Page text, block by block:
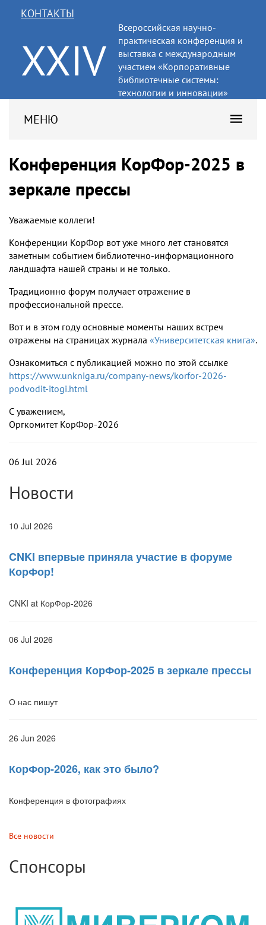
КОНТАКТЫ
XXIV
Всероссийская научно-
практическая конференция и
выставка с международным
участием «Корпоративные
библиотечные системы:
технологии и инновации»
МЕНЮ
Конференция КорФор-2025 в
зеркале прессы
Уважаемые коллеги!
Конференции КорФор вот уже много лет становятся
заметным событием библиотечно-информационного
ландшафта нашей страны и не только.
Традиционно форум получает отражение в
профессиональной прессе.
Вот и в этом году основные моменты наших встреч
отражены на страницах журнала «Университетская книга».
Ознакомиться с публикацией можно по этой ссылке
https://www.unkniga.ru/company-news/korfor-2026-
podvodit-itogi.html
С уважением,
Оргкомитет КорФор-2026
06 Jul 2026
Новости
10 Jul 2026
CNKI впервые приняла участие в форуме
КорФор!
CNKI at КорФор-2026
06 Jul 2026
Конференция КорФор-2025 в зеркале прессы
О нас пишут
26 Jun 2026
КорФор-2026, как это было?
Конференция в фотографиях
Все новости
Спонсоры